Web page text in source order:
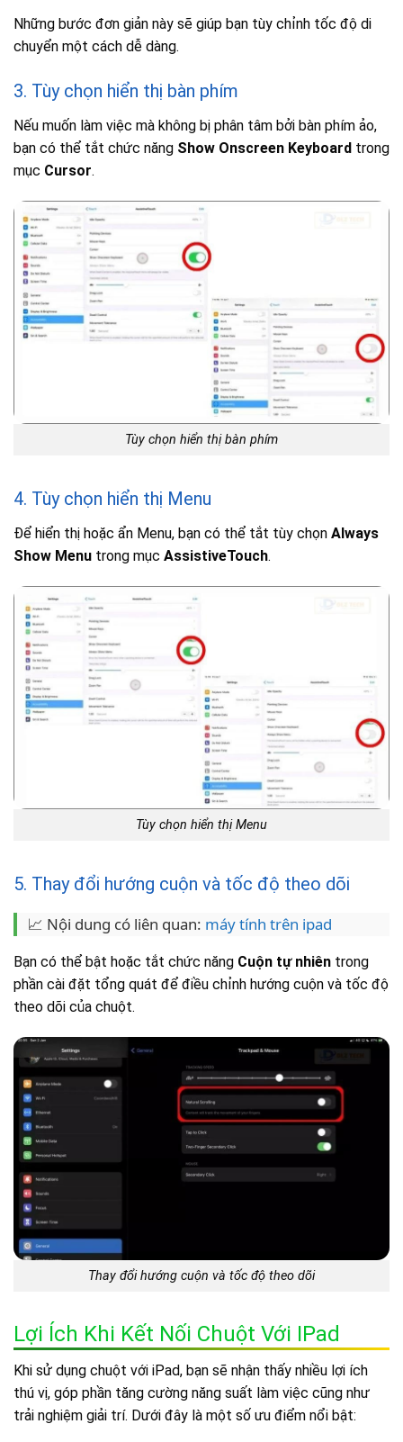
Những bước đơn giản này sẽ giúp bạn tùy chỉnh tốc độ di
chuyển một cách dễ dàng.
3. Tùy chọn hiển thị bàn phím
Nếu muốn làm việc mà không bị phân tâm bởi bàn phím ảo,
bạn có thể tắt chức năng Show Onscreen Keyboard trong
mục Cursor.
Tùy chọn hiển thị bàn phím
4. Tùy chọn hiển thị Menu
Để hiển thị hoặc ẩn Menu, bạn có thể tắt tùy chọn Always
Show Menu trong mục AssistiveTouch.
Tùy chọn hiển thị Menu
5. Thay đổi hướng cuộn và tốc độ theo dõi
📈 Nội dung có liên quan: máy tính trên ipad
Bạn có thể bật hoặc tắt chức năng Cuộn tự nhiên trong
phần cài đặt tổng quát để điều chỉnh hướng cuộn và tốc độ
theo dõi của chuột.
Thay đổi hướng cuộn và tốc độ theo dõi
Lợi Ích Khi Kết Nối Chuột Với IPad
Khi sử dụng chuột với iPad, bạn sẽ nhận thấy nhiều lợi ích
thú vị, góp phần tăng cường năng suất làm việc cũng như
trải nghiệm giải trí. Dưới đây là một số ưu điểm nổi bật: